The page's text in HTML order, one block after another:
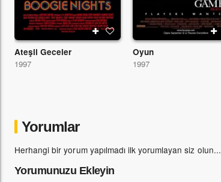
Ateşli Geceler
1997
Oyun
1997
Yorumlar
Herhangi bir yorum yapılmadı ilk yorumlayan siz olun...
Yorumunuzu Ekleyin